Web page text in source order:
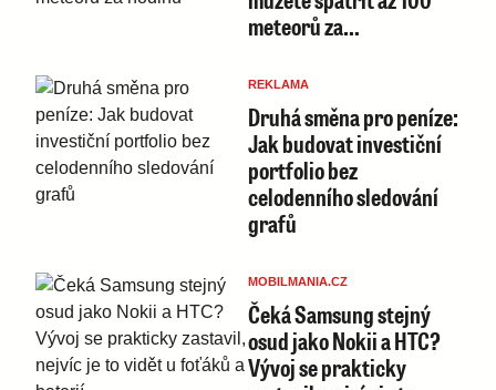
meteorů za…
REKLAMA
Druhá směna pro peníze:
Jak budovat investiční
portfolio bez
celodenního sledování
grafů
MOBILMANIA.CZ
Čeká Samsung stejný
osud jako Nokii a HTC?
Vývoj se prakticky